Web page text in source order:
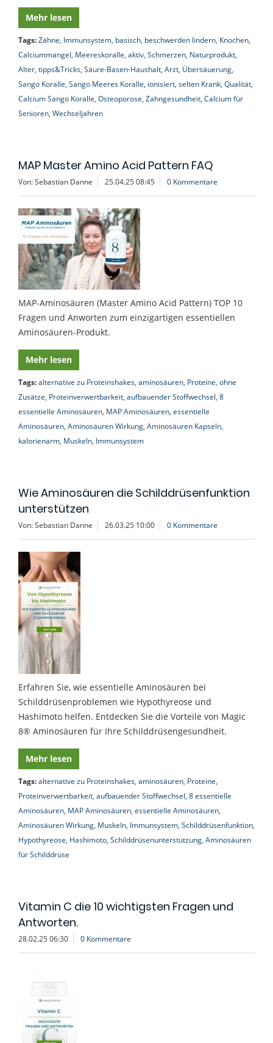
Mehr lesen
Tags:Zähne, Immunsystem, basisch, beschwerden lindern, Knochen,
Calciummangel, Meereskoralle, aktiv, Schmerzen, Naturprodukt,
Alter, tipps&Tricks, Säure-Basen-Haushalt, Arzt, Übersäuerung,
Sango Koralle, Sango Meeres Koralle, ionisiert, selten Krank, Qualität,
Calcium Sango Koralle, Osteoporose, Zahngesundheit, Calcium für
Senioren, Wechseljahren
MAP Master Amino Acid Pattern FAQ
Von: Sebastian Danne 25.04.25 08:45 0 Kommentare
MAP-Aminosäuren (Master Amino Acid Pattern) TOP 10
Fragen und Anworten zum einzigartigen essentiellen
Aminosäuren-Produkt.
Mehr lesen
Tags:alternative zu Proteinshakes, aminosäuren, Proteine, ohne
Zusätze, Proteinverwertbarkeit, aufbauender Stoffwechsel, 8
essentielle Aminosäuren, MAP Aminosäuren, essentielle
Aminosäuren, Aminosäuren Wirkung, Aminosäuren Kapseln,
kalorienarm, Muskeln, Immunsystem
Wie Aminosäuren die Schilddrüsenfunktion
unterstützen
Von: Sebastian Danne 26.03.25 10:00 0 Kommentare
Erfahren Sie, wie essentielle Aminosäuren bei
Schilddrüsenproblemen wie Hypothyreose und
Hashimoto helfen. Entdecken Sie die Vorteile von Magic
8® Aminosäuren für Ihre Schilddrüsengesundheit.
Mehr lesen
Tags:alternative zu Proteinshakes, aminosäuren, Proteine,
Proteinverwertbarkeit, aufbauender Stoffwechsel, 8 essentielle
Aminosäuren, MAP Aminosäuren, essentielle Aminosäuren,
Aminosäuren Wirkung, Muskeln, Immunsystem, Schilddrüsenfunktion,
Hypothyreose, Hashimoto, Schilddrüsenunterstützung, Aminosäuren
für Schilddrüse
Vitamin C die 10 wichtigsten Fragen und
Antworten.
28.02.25 06:30 0 Kommentare